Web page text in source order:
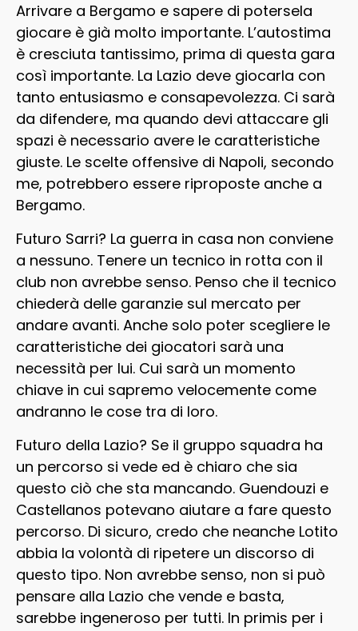
Arrivare a Bergamo e sapere di potersela
giocare è già molto importante. L’autostima
è cresciuta tantissimo, prima di questa gara
così importante. La Lazio deve giocarla con
tanto entusiasmo e consapevolezza. Ci sarà
da difendere, ma quando devi attaccare gli
spazi è necessario avere le caratteristiche
giuste. Le scelte offensive di Napoli, secondo
me, potrebbero essere riproposte anche a
Bergamo.
Futuro Sarri? La guerra in casa non conviene
a nessuno. Tenere un tecnico in rotta con il
club non avrebbe senso. Penso che il tecnico
chiederà delle garanzie sul mercato per
andare avanti. Anche solo poter scegliere le
caratteristiche dei giocatori sarà una
necessità per lui. Cui sarà un momento
chiave in cui sapremo velocemente come
andranno le cose tra di loro.
Futuro della Lazio? Se il gruppo squadra ha
un percorso si vede ed è chiaro che sia
questo ciò che sta mancando. Guendouzi e
Castellanos potevano aiutare a fare questo
percorso. Di sicuro, credo che neanche Lotito
abbia la volontà di ripetere un discorso di
questo tipo. Non avrebbe senso, non si può
pensare alla Lazio che vende e basta,
sarebbe ingeneroso per tutti. In primis per i